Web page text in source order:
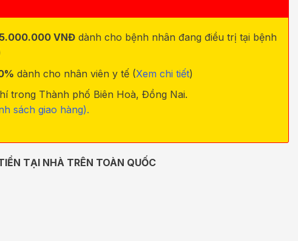
5.000.000 VNĐdành cho bệnh nhân đang điều trị tại bệnh
dành cho nhân viên y tế (Xem chi tiết)
trong Thành phố Biên Hoà, Đồng Nai.
sách giao hàng).
TẠI NHÀ TRÊN TOÀN QUỐC